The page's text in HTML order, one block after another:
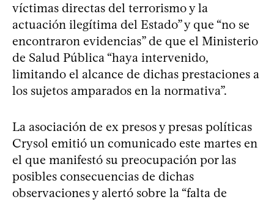
víctimas directas del terrorismo y la
actuación ilegítima del Estado” y que “no se
encontraron evidencias” de que el Ministerio
de Salud Pública “haya intervenido,
limitando el alcance de dichas prestaciones a
los sujetos amparados en la normativa”.
La asociación de ex presos y presas políticas
Crysol emitió un comunicado este martes en
el que manifestó su preocupación por las
posibles consecuencias de dichas
observaciones y alertó sobre la “falta de